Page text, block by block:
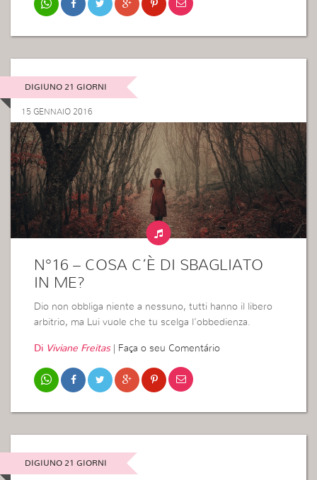
DIGIUNO 21 GIORNI
15 GENNAIO 2016
N°16 – COSA C’È DI SBAGLIATO
IN ME?
Dio non obbliga niente a nessuno, tutti hanno il libero
arbitrio, ma Lui vuole che tu scelga l’obbedienza.
Di Viviane Freitas| Faça o seu Comentário
DIGIUNO 21 GIORNI